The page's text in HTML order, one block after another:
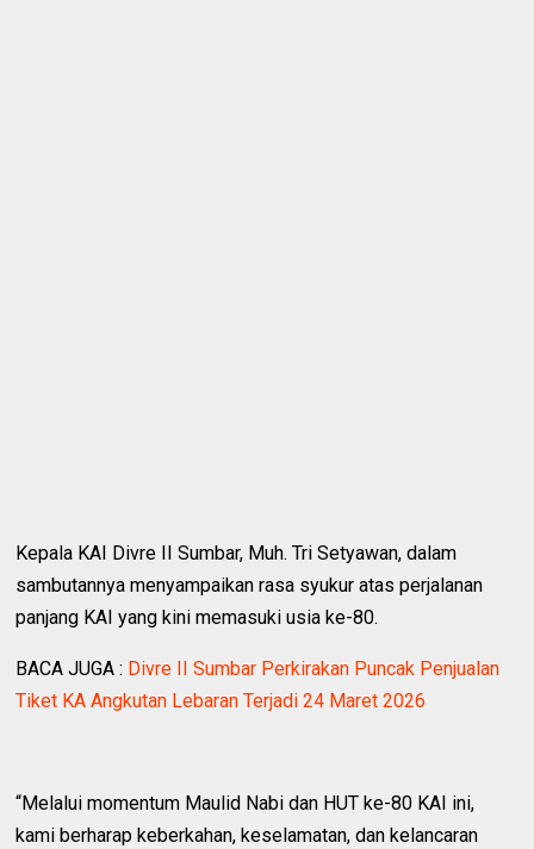
Kepala KAI Divre II Sumbar, Muh. Tri Setyawan, dalam
sambutannya menyampaikan rasa syukur atas perjalanan
panjang KAI yang kini memasuki usia ke-80.
BACA JUGA : Divre II Sumbar Perkirakan Puncak Penjualan
Tiket KA Angkutan Lebaran Terjadi 24 Maret 2026
“Melalui momentum Maulid Nabi dan HUT ke-80 KAI ini,
kami berharap keberkahan, keselamatan, dan kelancaran